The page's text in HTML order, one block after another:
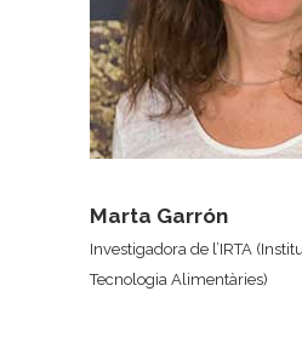
Marta Garrón
Investigadora de l’IRTA
Tecnologia Alimentàries)